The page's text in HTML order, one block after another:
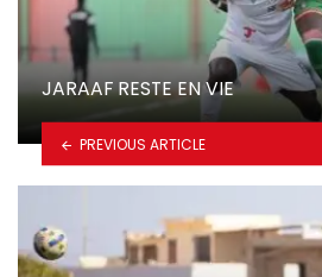
JARAAF RESTE EN VIE
PREVIOUS ARTICLE